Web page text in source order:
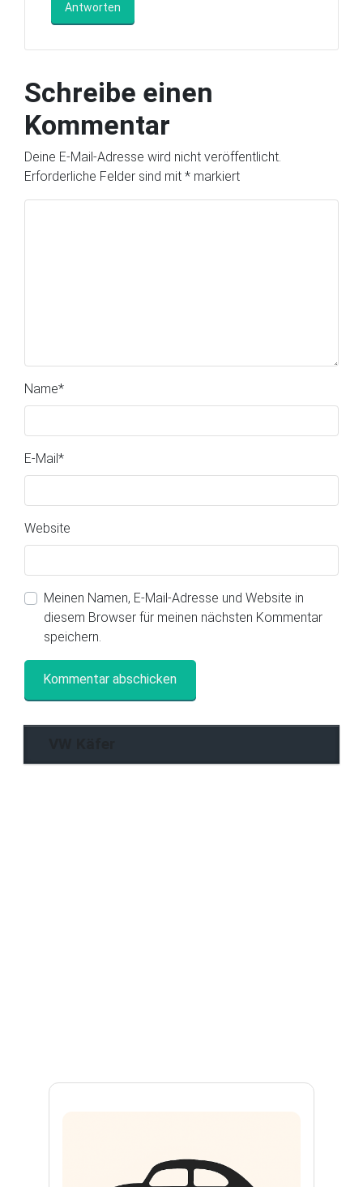
Antworten
Schreibe einen
Kommentar
Deine E-Mail-Adresse wird nicht veröffentlicht.
Erforderliche Felder sind mit * markiert
Name*
E-Mail *
Website
Meinen Namen, E-Mail-Adresse und Website in
diesem Browser für meinen nächsten Kommentar
speichern.